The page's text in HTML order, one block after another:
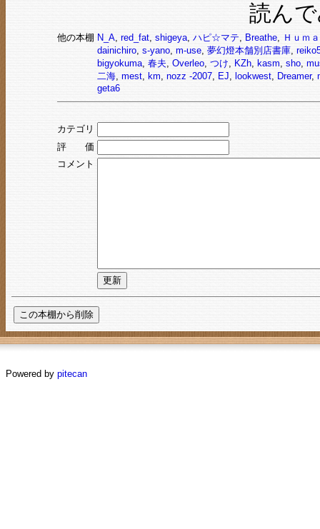
読ん
他の本棚 N_A, red_fat, shigeya, ハピ☆マテ, Breathe, Ｈｕｍ
dainichiro, s-yano, m-use, 夢幻燈本舗別店書庫,
bigyokuma, 春夫, Overleo, つけ, KZh, kasm, sho,
二海, mest, km, nozz -2007, EJ, lookwest, Dreamer,
geta6
カテゴリ
評 価
コメント
Powered by pitecan